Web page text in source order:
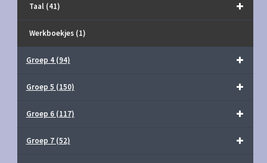
Taal (41)
Werkboekjes (1)
Groep 4 (94)
Groep 5 (150)
Groep 6 (117)
Groep 7 (52)